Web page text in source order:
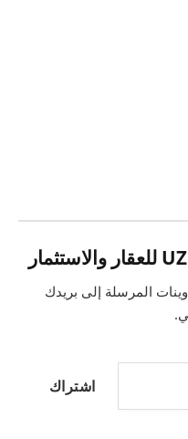
المرسلة إلى بريدك
اشتراك